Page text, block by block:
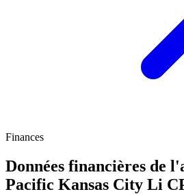
Finances
Données financières de
Pacific Kansas City Li